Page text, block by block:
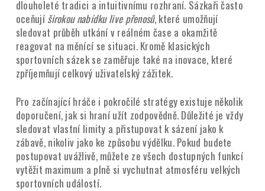
dlouholeté tradici a intuitivnímu rozhraní. Sázkaři často
oceňují širokou nabídku live přenosů, které umožňují
sledovat průběh utkání v reálném čase a okamžitě
reagovat na měnící se situaci. Kromě klasických
sportovních sázek se zaměřuje také na inovace, které
zpříjemňují celkový uživatelský zážitek.
Pro začínající hráče i pokročilé stratégy existuje několik
doporučení, jak si hraní užít zodpovědně. Důležité je vždy
sledovat vlastní limity a přistupovat k sázení jako k
zábavě, nikoliv jako ke způsobu výdělku. Pokud budete
postupovat uvážlivě, můžete ze všech dostupných funkcí
vytěžit maximum a plně si vychutnat atmosféru velkých
sportovních událostí.